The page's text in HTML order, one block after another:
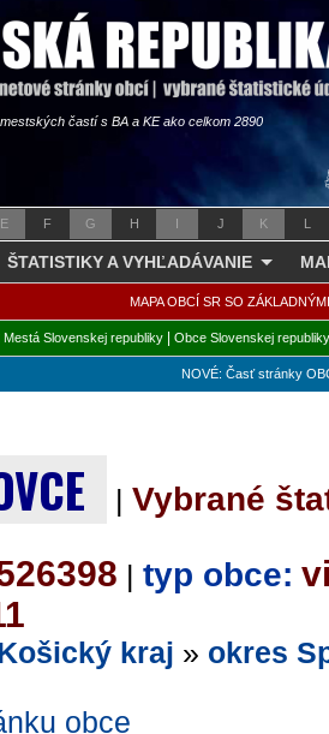
častí s BA a KE ako celkom 2890
E F G H I J K L
ŠTATISTIKY A VYHĽADÁVANIE
MAPA OBCÍ SR SO
Mestá Slovenskej republiky| Obce Slovenskej republiky
NOVÉ: Časť stránky
|Vybrané
| typ obce:
kraj » okres
obce